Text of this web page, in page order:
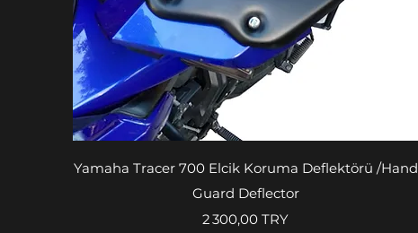
Aperçu rapide
Yamaha Tracer 700 Elcik Koruma Deflektörü /Hand
Guard Deflector
Prix
2 300,00 TRY